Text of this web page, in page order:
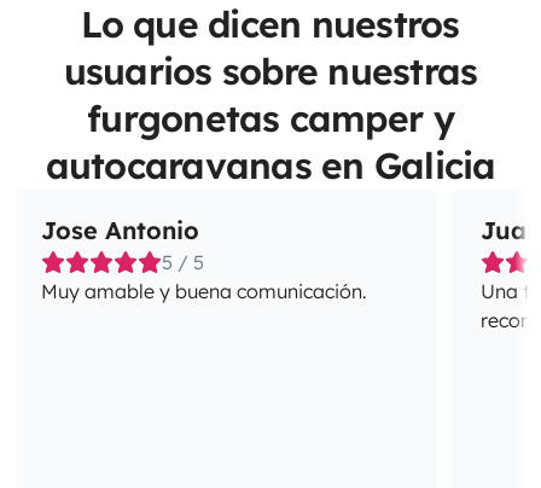
Lo que dicen nuestros
usuarios sobre nuestras
furgonetas camper y
autocaravanas en Galicia
Jose Antonio
5 / 5
Muy amable y buena comunicación.
Una